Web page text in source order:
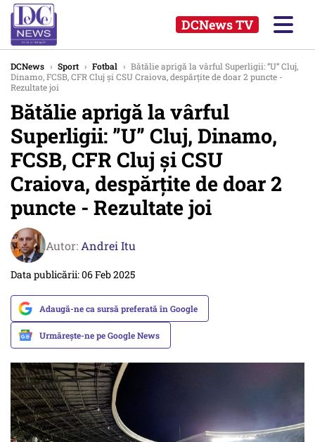
DCNews TV
DCNews › Sport › Fotbal › Bătălie aprigă la vârful Superligii: ”U” Cluj,
Dinamo, FCSB, CFR Cluj și CSU Craiova, despărțite de doar 2 puncte -
Rezultate joi
Bătălie aprigă la vârful
Superligii: ”U” Cluj, Dinamo,
FCSB, CFR Cluj și CSU
Craiova, despărțite de doar 2
puncte - Rezultate joi
Autor: Andrei Itu
Data publicării: 06 Feb 2025
Adaugă-ne ca sursă preferată în Google
Urmărește-ne pe Google News